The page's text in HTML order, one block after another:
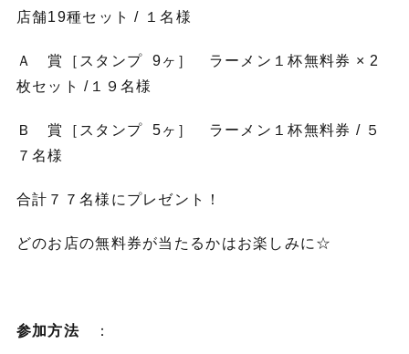
店舗19種セット / １名様
Ａ 賞［スタンプ 9ヶ］ ラーメン１杯無料券 × 2
枚セット /１９名様
Ｂ 賞［スタンプ 5ヶ］ ラーメン１杯無料券 / ５
７名様
合計７７名様にプレゼント！
どのお店の無料券が当たるかはお楽しみに☆
参加方法 ：